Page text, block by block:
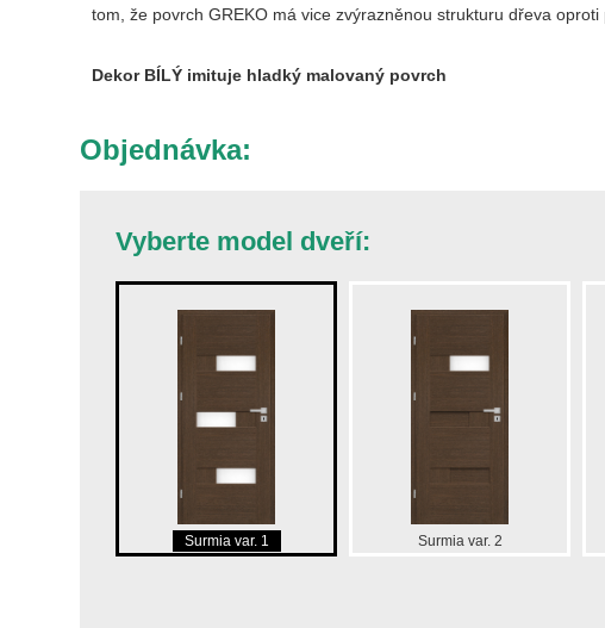
tom, že povrch GREKO má vice zvýrazněnou strukturu dřeva oproti
Dekor BÍLÝ imituje hladký malovaný povrch
Objednávka:
Vyberte model dveří:
Surmia var. 1 Surmia var. 2